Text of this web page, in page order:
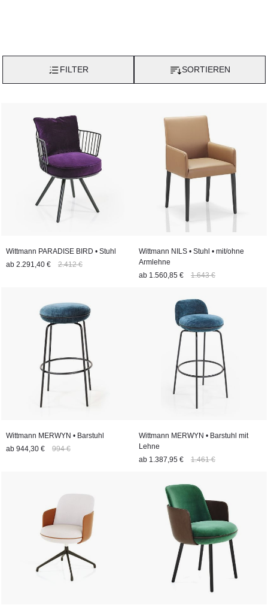
FILTER SORTIEREN
Wittmann PARADISE BIRD • Stuhl
ab 2.291,40 € 2.412 €
Wittmann NILS • Stuhl • mit/ohne
Armlehne
ab 1.560,85 € 1.643 €
Wittmann MERWYN • Barstuhl
ab 944,30 € 994 €
Wittmann MERWYN • Barstuhl mit
Lehne
ab 1.387,95 € 1.461 €